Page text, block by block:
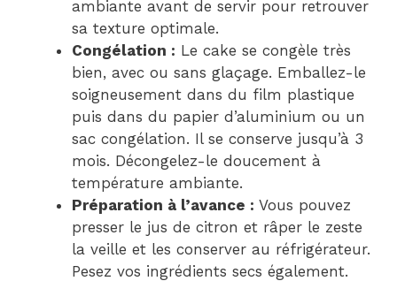
ambiante avant de servir pour retrouver
sa texture optimale.
Congélation : Le cake se congèle très
bien, avec ou sans glaçage. Emballez-le
soigneusement dans du film plastique
puis dans du papier d’aluminium ou un
sac congélation. Il se conserve jusqu’à 3
mois. Décongelez-le doucement à
température ambiante.
Préparation à l’avance : Vous pouvez
presser le jus de citron et râper le zeste
la veille et les conserver au réfrigérateur.
Pesez vos ingrédients secs également.